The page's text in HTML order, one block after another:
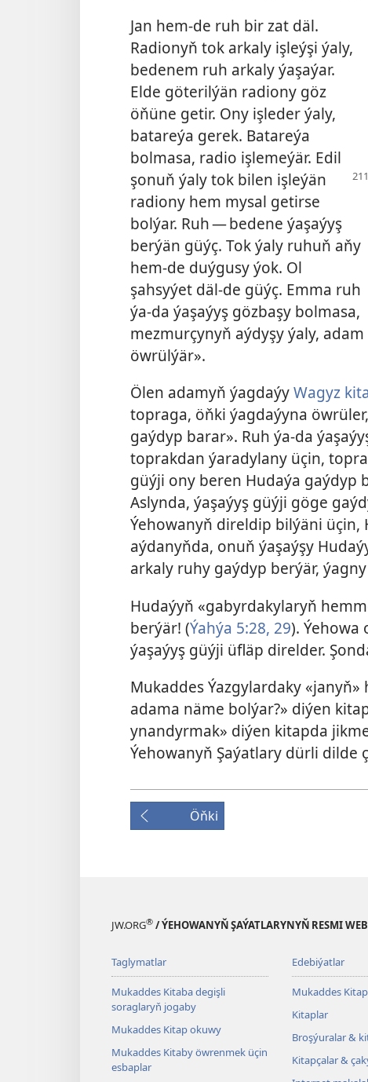
Jan hem-de ruh bir zat däl.
Radionyň tok arkaly işleýşi ýaly,
bedenem ruh arkaly ýaşaýar.
Elde göterilýän radiony göz
öňüne getir. Ony işleder ýaly,
batareýa gerek. Batareýa
bolmasa, radio işlemeýär. Edil
şonuň ýaly tok bilen işleýän
radiony hem mysal getirse
bolýar. Ruh — bedene ýaşaýyş
berýän güýç. Tok ýaly ruhuň aňy
hem-de duýgusy ýok. Ol
şahsyýet däl-de güýç. Emma ruh
ýa-da ýaşaýyş gözbaşy bolmasa,
mezmurçynyň aýdyşy ýaly,
öwrülýär».
Ölen adamyň ýagdaýyWagyz
topraga, öňki ýagdaýyna
gaýdyp barar». Ruh ýa-da
toprakdan ýaradylany üçin,
güýji ony beren Hudaýa gaýdyp
Aslynda, ýaşaýyş güýji göge
Ýehowanyň direldip bilýäni üçin,
aýdanyňda, onuň ýaşaýşy
arkaly ruhy gaýdyp berýär,
Hudaýyň «gabyrdakylaryň
berýär! (Ýahýa 5:28, 29). Ýehowa
ýaşaýyş güýji üfläp direlder.
Mukaddes Ýazgylardaky
adama näme bolýar?» diýen
ynandyrmak» diýen kitapda
Ýehowanyň Şaýatlary dürli dilde
Öňki
JW.ORG® / ÝEHOWANYŇ ŞAÝATLARYNYŇ RESMI
Taglymatlar
Mukaddes Kitaba degişli
soraglaryň jogaby
Mukaddes Kitap okuwy
Mukaddes Kitaby öwrenmek üçin
esbaplar
Edebiýatlar
Mukaddes Kitap
Kitaplar
Broşýuralar &
Kitapçalar &